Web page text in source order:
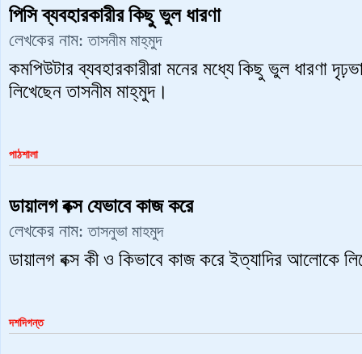
পিসি ব্যবহারকারীর কিছু ভুল ধারণা
লেখকের নাম:তাসনীম মাহ্‌মুদ
কমপিউটার ব্যবহারকারীরা মনের মধ্যে কিছু ভুল ধারণা
লিখেছেন তাসনীম মাহ্‌মুদ।
পাঠশালা
ডায়ালগ বক্স যেভাবে কাজ করে
লেখকের নাম:তাসনুভা মাহমুদ
ডায়ালগ বক্স কী ও কিভাবে কাজ করে ইত্যাদির আলোকে
দশদিগন্ত